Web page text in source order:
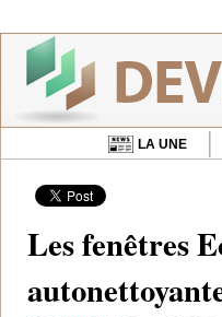
LA UNE
Les fenêtres